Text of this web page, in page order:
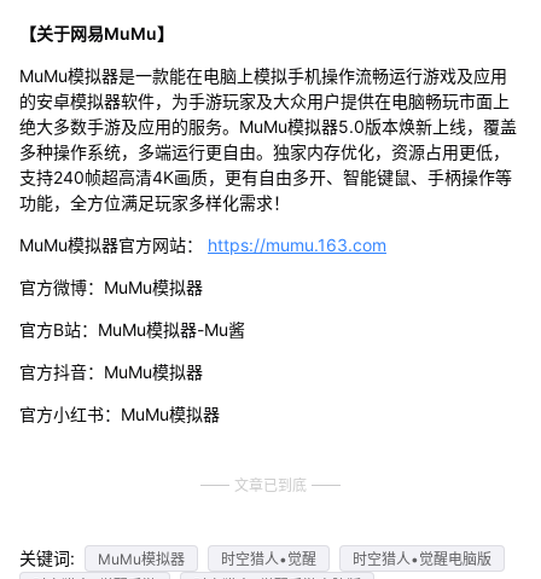
【关于网易MuMu】
MuMu模拟器是一款能在电脑上模拟手机操作流畅运行游戏及应用
的安卓模拟器软件，为手游玩家及大众用户提供在电脑畅玩市面上
绝大多数手游及应用的服务。MuMu模拟器5.0版本焕新上线，覆盖
多种操作系统，多端运行更自由。独家内存优化，资源占用更低，
支持240帧超高清4K画质，更有自由多开、智能键鼠、手柄操作等
功能，全方位满足玩家多样化需求！
MuMu模拟器官方网站： https://mumu.163.com
官方微博：MuMu模拟器
官方B站：MuMu模拟器-Mu酱
官方抖音：MuMu模拟器
官方小红书：MuMu模拟器
文章已到底
关键词: MuMu模拟器 时空猎人•觉醒
时空猎人•觉醒电脑版